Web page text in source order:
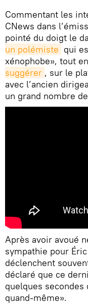
Commentant les
CNews dans
pointé du doigt le
un polémiste qui
xénophobe», tout
suggérer , sur le
avec l’ancien
un grand nombre
Après avoir avoué
sympathie pour
déclenchent
déclaré que ce
quelques secondes
quand-même».